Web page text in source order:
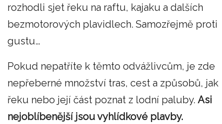
rozhodli sjet řeku na raftu, kajaku a dalších
bezmotorových plavidlech. Samozřejmě proti
gustu…
Pokud nepatříte k těmto odvážlivcům, je zde
nepřeberné množství tras, cest a způsobů, jak
řeku nebo její část poznat z lodní paluby. Asi
nejoblíbenější jsou vyhlídkové plavby.